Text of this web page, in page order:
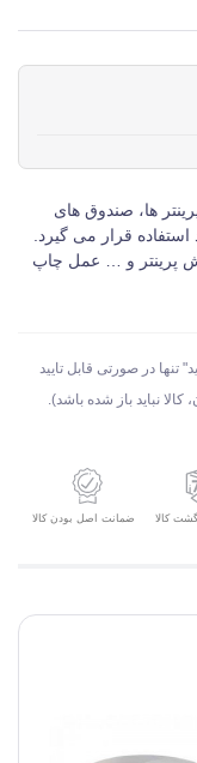
ها، صندوق های
قرار می گیرد.
پرینتر و … عمل چاپ
در صورتی قابل تایید
نباید باز شده باشد).
کالا ضمانت اصل بودن کالا